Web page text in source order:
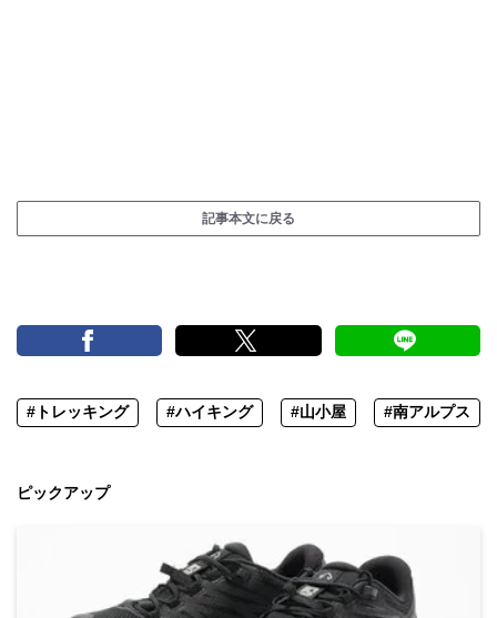
記事本文に戻る
#トレッキング #ハイキング #山小屋 #南アルプス
ピックアップ